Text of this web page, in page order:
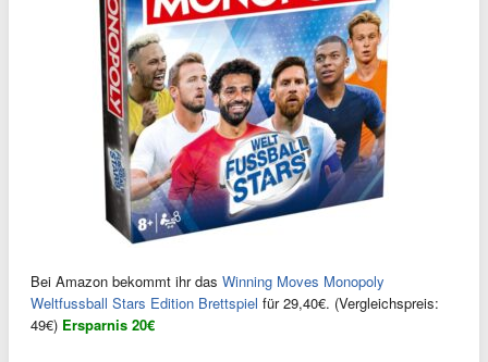
Bei Amazon bekommt ihr das Winning Moves Monopoly
Weltfussball Stars Edition Brettspiel für 29,40€. (Vergleichspreis:
49€) Ersparnis 20€